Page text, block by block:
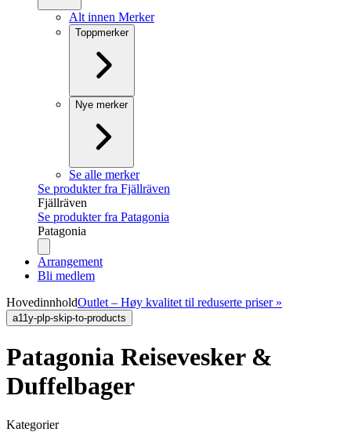
Alt innen Merker
Toppmerker
Nye merker
Se alle merker
Se produkter fra Fjällräven
Fjällräven
Se produkter fra Patagonia
Patagonia
Arrangement
Bli medlem
HovedinnholdOutlet – Høy kvalitet til reduserte priser »
a11y-plp-skip-to-products
Patagonia Reisevesker &
Duffelbager
Kategorier